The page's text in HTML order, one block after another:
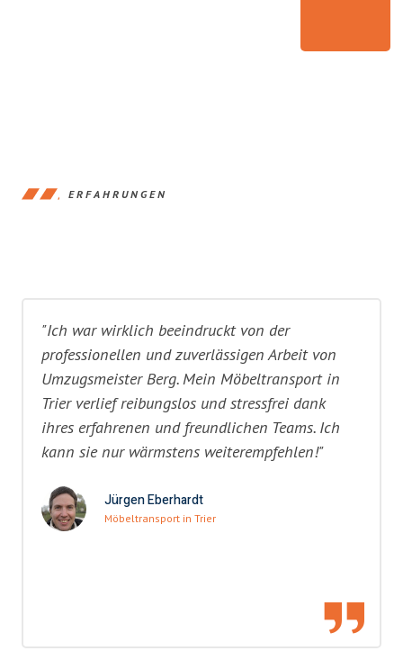
ERFAHRUNGEN
"Ich war wirklich beeindruckt von der
professionellen und zuverlässigen Arbeit von
Umzugsmeister Berg. Mein Möbeltransport in
Trier verlief reibungslos und stressfrei dank
ihres erfahrenen und freundlichen Teams. Ich
kann sie nur wärmstens weiterempfehlen!"
Jürgen Eberhardt
Möbeltransport in Trier